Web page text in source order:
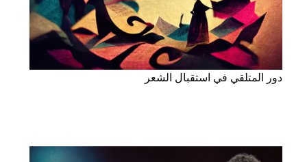
دور المتلقي في استقبال الشعر